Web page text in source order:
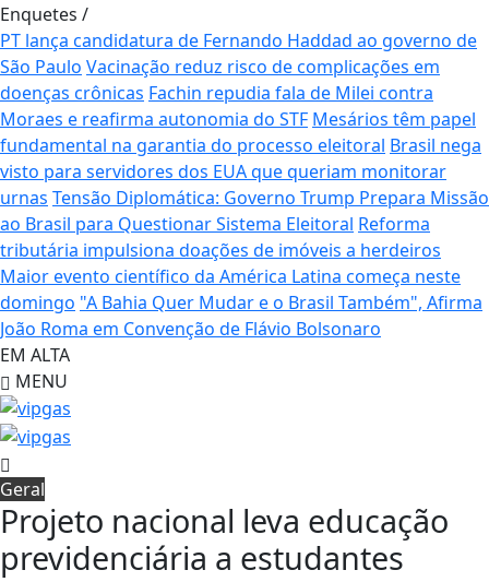
Enquetes /
PT lança candidatura de Fernando Haddad ao governo de
São Paulo Vacinação reduz risco de complicações em
doenças crônicas Fachin repudia fala de Milei contra
Moraes e reafirma autonomia do STF Mesários têm papel
fundamental na garantia do processo eleitoral Brasil nega
visto para servidores dos EUA que queriam monitorar
urnas Tensão Diplomática: Governo Trump Prepara Missão
ao Brasil para Questionar Sistema Eleitoral Reforma
tributária impulsiona doações de imóveis a herdeiros
Maior evento científico da América Latina começa neste
domingo "A Bahia Quer Mudar e o Brasil Também", Afirma
João Roma em Convenção de Flávio Bolsonaro
EM ALTA
MENU
Geral
Projeto nacional leva educação
previdenciária a estudantes